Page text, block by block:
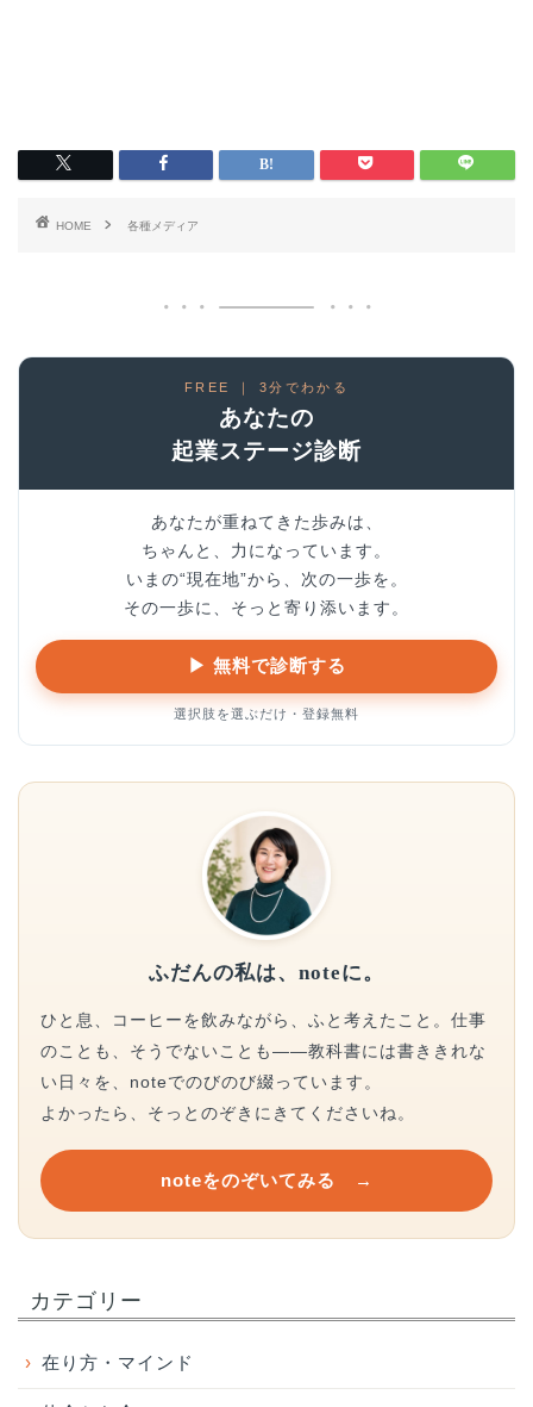
HOME 各種メディア
FREE ｜ 3分でわかる
あなたの
起業ステージ診断
あなたが重ねてきた歩みは、
ちゃんと、力になっています。
いまの“現在地”から、次の一歩を。
その一歩に、そっと寄り添います。
▶ 無料で診断する
選択肢を選ぶだけ・登録無料
ふだんの私は、noteに。
ひと息、コーヒーを飲みながら、ふと考えたこと。仕事
のことも、そうでないことも——教科書には書ききれな
い日々を、noteでのびのび綴っています。
よかったら、そっとのぞきにきてくださいね。
noteをのぞいてみる →
カテゴリー
› 在り方・マインド